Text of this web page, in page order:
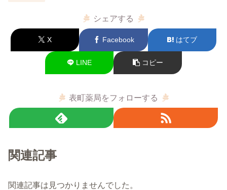
シェアする
X Facebook はてブ
LINE コピー
表町薬局をフォローする
関連記事
関連記事は見つかりませんでした。